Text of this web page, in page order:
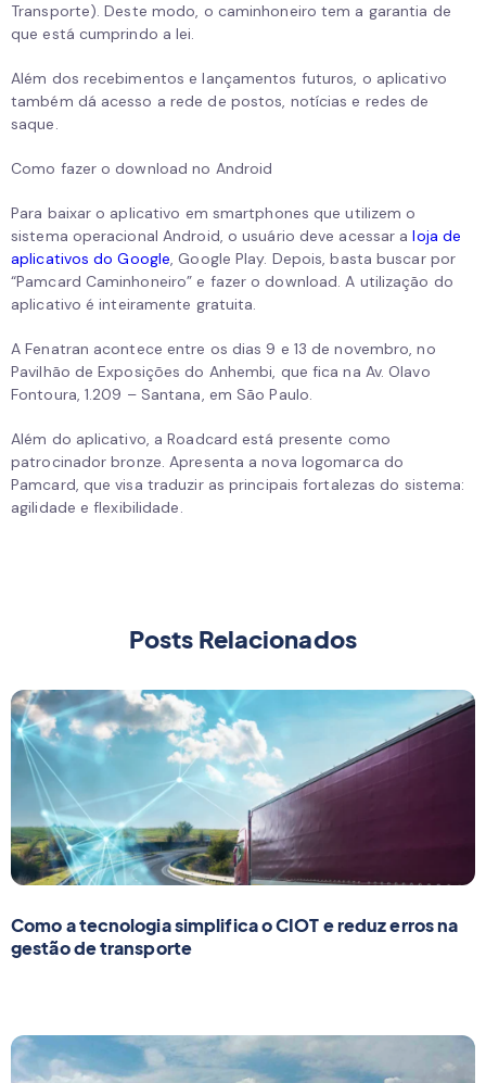
Transporte). Deste modo, o caminhoneiro tem a garantia de
que está cumprindo a lei.
Além dos recebimentos e lançamentos futuros, o aplicativo
também dá acesso a rede de postos, notícias e redes de
saque.
Como fazer o download no Android
Para baixar o aplicativo em smartphones que utilizem o
sistema operacional Android, o usuário deve acessar aloja de
aplicativos do Google, Google Play. Depois, basta buscar por
“Pamcard Caminhoneiro” e fazer o download. A utilização do
aplicativo é inteiramente gratuita.
A Fenatran acontece entre os dias 9 e 13 de novembro, no
Pavilhão de Exposições do Anhembi, que fica na Av. Olavo
Fontoura, 1.209 – Santana, em São Paulo.
Além do aplicativo, a Roadcard está presente como
patrocinador bronze. Apresenta a nova logomarca do
Pamcard, que visa traduzir as principais fortalezas do sistema:
agilidade e flexibilidade.
Posts Relacionados
Como a tecnologia simplifica o CIOT e reduz erros na
gestão de transporte